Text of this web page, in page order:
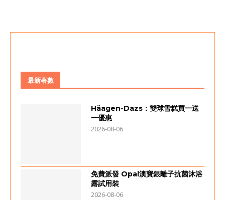
最新著數
Häagen-Dazs：雙球雪糕買一送
一優惠
2026-08-06
免費派發 Opal澳寶銀離子抗菌沐浴
露試用裝
2026-08-06